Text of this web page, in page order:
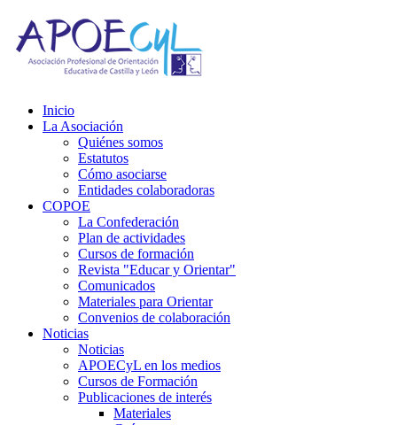
Inicio
La Asociación
Quiénes somos
Estatutos
Cómo asociarse
Entidades colaboradoras
COPOE
La Confederación
Plan de actividades
Cursos de formación
Revista "Educar y Orientar"
Comunicados
Materiales para Orientar
Convenios de colaboración
Noticias
Noticias
APOECyL en los medios
Cursos de Formación
Publicaciones de interés
Materiales